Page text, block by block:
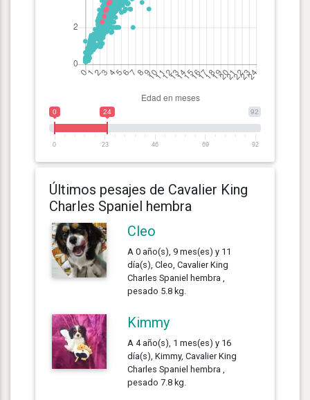
92
0 24
0 23 46 69 92
Últimos pesajes de Cavalier King
Charles Spaniel hembra
Cleo
A 0 año(s), 9 mes(es) y 11
día(s), Cleo, Cavalier King
Charles Spaniel hembra ,
pesado 5.8 kg.
Kimmy
A 4 año(s), 1 mes(es) y 16
día(s), Kimmy, Cavalier King
Charles Spaniel hembra ,
pesado 7.8 kg.